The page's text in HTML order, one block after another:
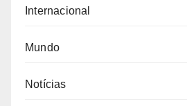
Internacional
Mundo
Notícias